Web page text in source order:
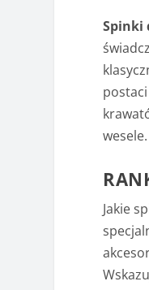
Spinki
wesele.
Jakie